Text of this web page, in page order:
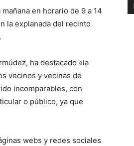
en horario de 9 a 14
la explanada del recinto
ha destacado «la
vecinos y vecinas de
incomparables, con
o público, ya que
webs y redes sociales